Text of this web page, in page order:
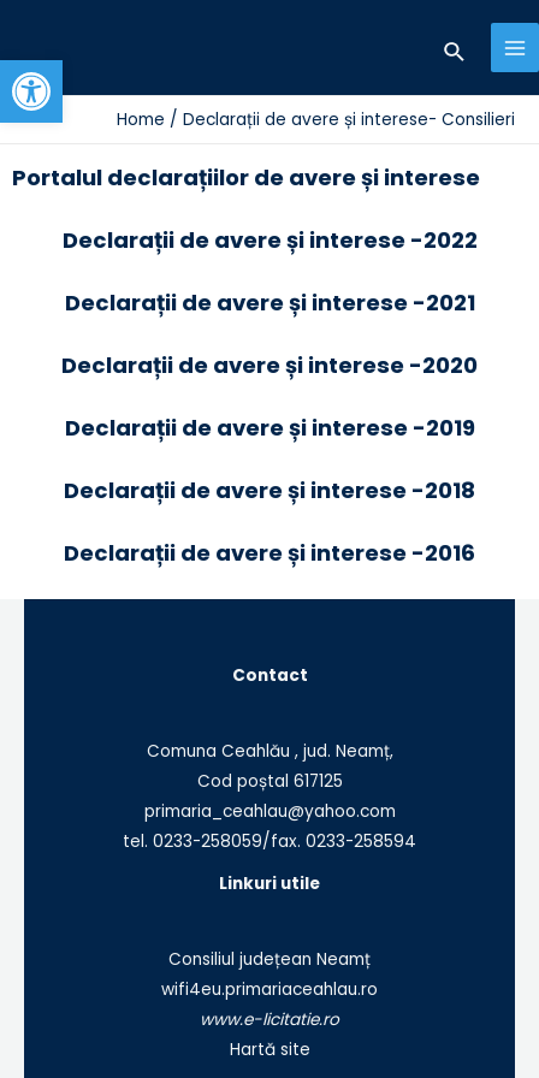
Open toolbar
content
Search
Home Declarații de avere și interese- Consilieri
Portalul declarațiilor de avere și interese
Declarații de avere și interese -2022
Declarații de avere și interese -2021
Declarații de avere și interese -2020
Declarații de avere și interese -2019
Declarații de avere și interese -2018
Declarații de avere și interese -2016
Contact
Comuna Ceahlău , jud. Neamț,
Cod poștal 617125
primaria_ceahlau@yahoo.com
tel. 0233-258059/fax. 0233-258594
Linkuri utile
Consiliul județean Neamț
wifi4eu.primariaceahlau.ro
www.e-licitatie.ro
Hartă site